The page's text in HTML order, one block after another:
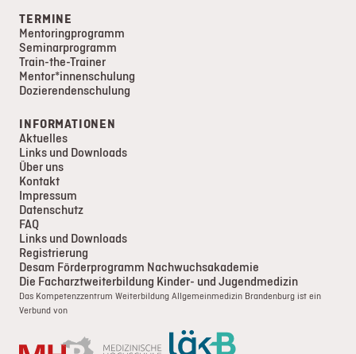
TERMINE
Mentoringprogramm
Seminarprogramm
Train-the-Trainer
Mentor*innenschulung
Dozierendenschulung
INFORMATIONEN
Aktuelles
Links und Downloads
Über uns
Kontakt
Impressum
Datenschutz
FAQ
Links und Downloads
Registrierung
Desam Förderprogramm Nachwuchsakademie
Die Facharztweiterbildung Kinder- und Jugendmedizin
Das Kompetenzzentrum Weiterbildung Allgemeinmedizin Brandenburg ist ein
Verbund von